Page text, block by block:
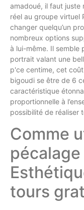
amadoué, il faut juste
réel au groupe virtuel
changer quelqu’un
nombreux options
à lui-même. Il semble
portrait valant une
p'ce centime, cet
bigoudi se être de 6
caractéristique
proportionnelle à
possibilité de réaliser
Comme
tours